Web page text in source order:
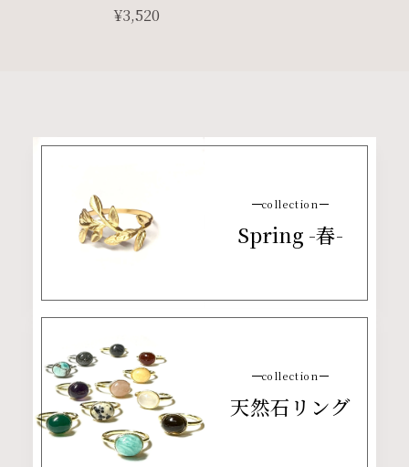
¥3,520
collection
Spring -春-
collection
天然石リング